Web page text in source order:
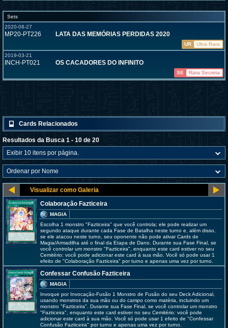
Sets
2020-08-27
MP20-PT226 LATA DAS MEMÓRIAS PERDIDAS 2020
UR
Ultra Rara
2019-03-21
INCH-PT021 OS CACADORES DO INFINITO
SE Rara Secreta
Cards Relacionados
Resultados da Busca 1 - 10 de 20
Colaboração Fazticeira
MAGIA
Escolha 1 monstro "Fazticeira" que você controla; ele pode realizar um
segundo ataque durante cada Fase de Batalha neste turno e, além disso,
se ele atacou neste turno, seu oponente não pode ativar Cards de
Magia/Armadilha até o final da Etapa de Dano. Durante sua Fase Final, se
você controlar um monstro "Fazticeira", enquanto este card estiver no seu
Cemitério: você pode adicionar este card à sua mão. Você só pode usar 1
efeito de "Colaboração Fazticeira" por turno e apenas uma vez por turno.
Confessar Confusão Fazticeira
MAGIA
Invoque por Invocação-Fusão 1 Monstro de Fusão do seu Deck Adicional,
usando monstros da sua mão ou do campo como matéria, incluindo um
monstro "Fazticeira". Durante sua Fase Final, se você controlar um monstro
"Fazticeira", enquanto este card estiver no seu Cemitério: você pode
adicionar este card à sua mão. Você só pode usar 1 efeito de "Confessar
Confusão Fazticeira" por turno e apenas uma vez por turno.